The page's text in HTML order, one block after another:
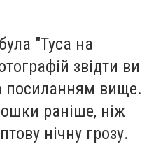
"Туса на
звідти ви
посиланням вище.
раніше, ніж
нічну грозу.